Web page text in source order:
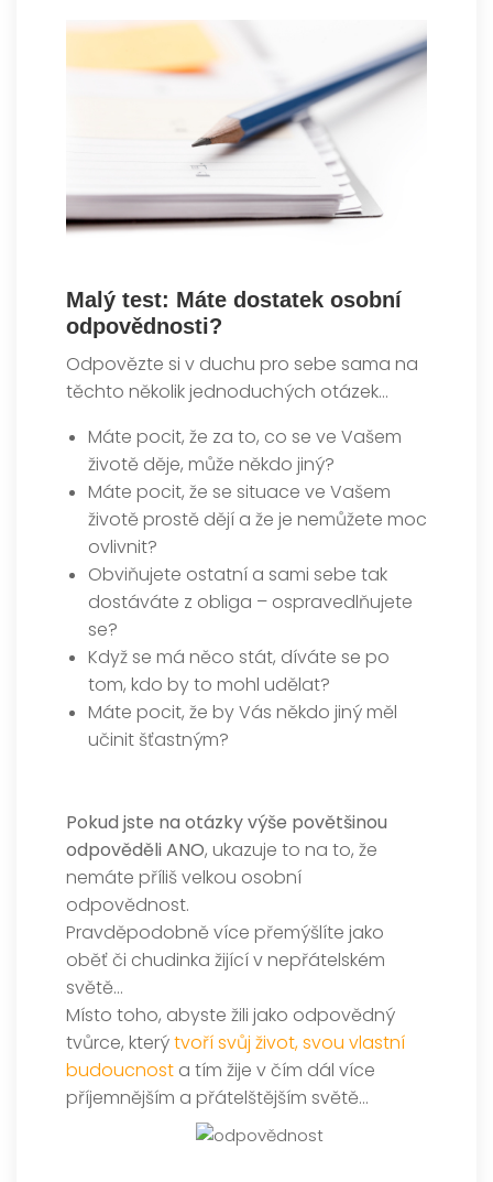
Malý test: Máte dostatek osobní
odpovědnosti?
Odpovězte si v duchu pro sebe sama na
těchto několik jednoduchých otázek…
Máte pocit, že za to, co se ve Vašem
životě děje, může někdo jiný?
Máte pocit, že se situace ve Vašem
životě prostě dějí a že je nemůžete moc
ovlivnit?
Obviňujete ostatní a sami sebe tak
dostáváte z obliga – ospravedlňujete
se?
Když se má něco stát, díváte se po
tom, kdo by to mohl udělat?
Máte pocit, že by Vás někdo jiný měl
učinit šťastným?
Pokud jste na otázky výše povětšinou
odpověděli ANO, ukazuje to na to, že
nemáte příliš velkou osobní
odpovědnost.
Pravděpodobně více přemýšlíte jako
oběť či chudinka žijící v nepřátelském
světě…
Místo toho, abyste žili jako odpovědný
tvůrce, kterýtvoří svůj život, svou vlastní
budoucnost a tím žije v čím dál více
příjemnějším a přátelštějším světě…